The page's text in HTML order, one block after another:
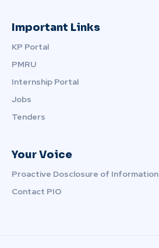
Important Links
KP Portal
PMRU
Internship Portal
Jobs
Tenders
Your Voice
Proactive Dosclosure of Information
Contact PIO